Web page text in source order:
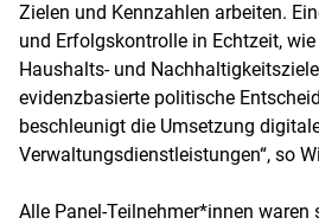
Zielen und Kennzahlen arbeiten.
und Erfolgskontrolle in Echtzeit,
Haushalts- und
evidenzbasierte politische
beschleunigt die Umsetzung
Verwaltungsdienstleistungen“, so
Alle Panel-Teilnehmer*innen waren